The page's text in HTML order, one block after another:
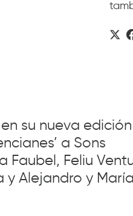
en su nueva
a Sons
Faubel, Feliu
y Alejandro y María